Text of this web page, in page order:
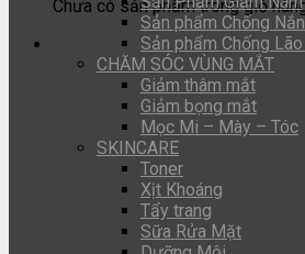
Chưa có sản phẩm trong giỏ
Sản phẩm Chống
Sản phẩm Chống
CHĂM SÓC VÙNG MẮT
Giảm thâm mắt
Giảm bọng mắt
Mọc Mi – Mày – Tóc
SKINCARE
Toner
Xịt Khoáng
Tẩy trang
Sữa Rửa Mặt